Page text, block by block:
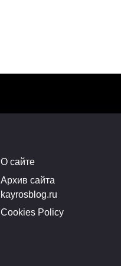
О сайте
Архив сайта
kayrosblog.ru
Cookies Policy